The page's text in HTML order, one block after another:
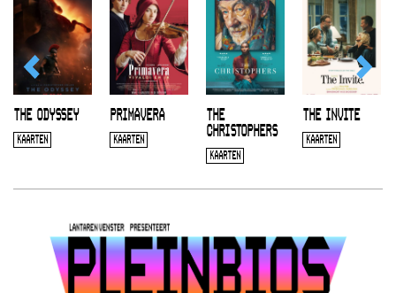
THE ODYSSEY
KAARTEN
PRIMAVERA
KAARTEN
THE
CHRISTOPHERS
KAARTEN
THE INVITE
KAARTEN